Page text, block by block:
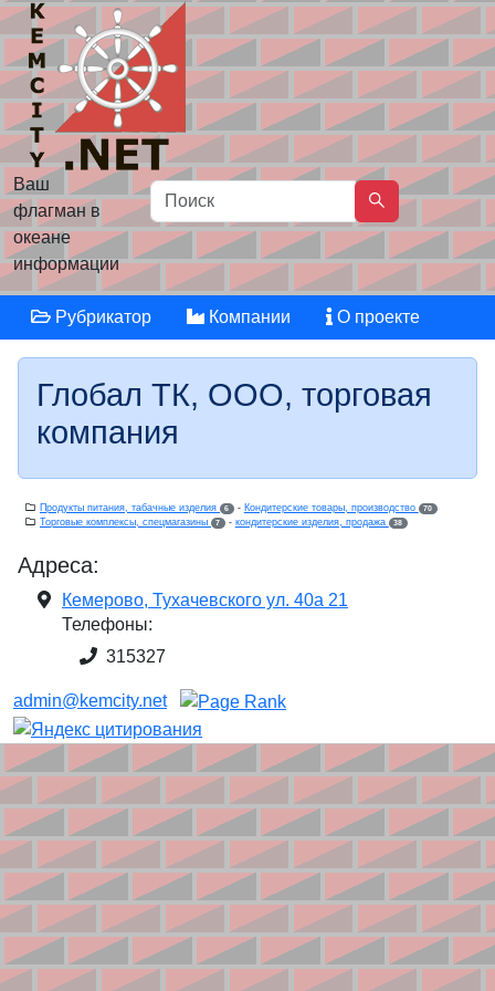
Ваш
флагман в
океане
информации
Рубрикатор Компании О проекте
Глобал ТК, ООО, торговая
компания
Продукты питания, табачные изделия 6 - Кондитерские товары, производство 70
Торговые комплексы, спецмагазины 7 - кондитерские изделия, продажа 38
Адреса:
Кемерово, Тухачевского ул. 40а 21
Телефоны:
315327
admin@kemcity.net